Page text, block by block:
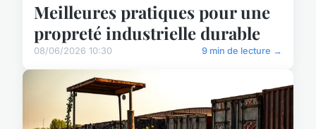
Meilleures pratiques pour une
propreté industrielle durable
08/06/2026 10:30 9 min de lecture →